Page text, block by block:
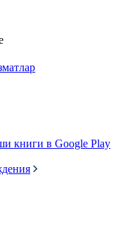
книги в Google Play